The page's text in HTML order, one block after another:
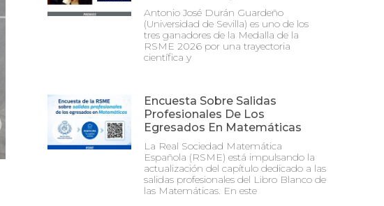
Antonio José Durán Guardeño
(Universidad de Sevilla) es uno de los
tres ganadores de la Medalla de la
RSME 2026 por una trayectoria
científica y
Encuesta Sobre Salidas
Profesionales De Los
Egresados En Matemáticas
La Real Sociedad Matemática
Española (RSME) está impulsando la
actualización del capítulo dedicado a las
salidas profesionales del Libro Blanco de
las Matemáticas. En este